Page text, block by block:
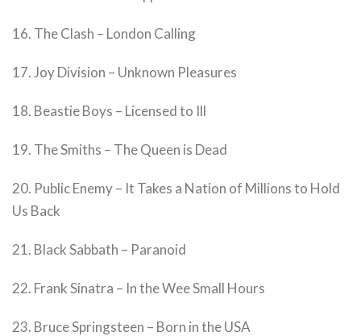
16. The Clash – London Calling
17. Joy Division – Unknown Pleasures
18. Beastie Boys – Licensed to Ill
19. The Smiths – The Queen is Dead
20. Public Enemy – It Takes a Nation of Millions to Hold
Us Back
21. Black Sabbath – Paranoid
22. Frank Sinatra – In the Wee Small Hours
23. Bruce Springsteen – Born in the USA